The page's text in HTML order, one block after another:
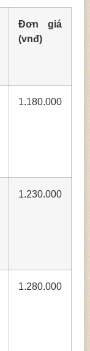
Đơn giá
(vnđ)
1.180.000
1.230.000
1.280.000